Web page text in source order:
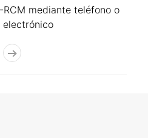
mediante teléfono o
electrónico